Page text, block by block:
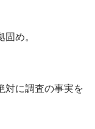
め。
対に調査の事実を